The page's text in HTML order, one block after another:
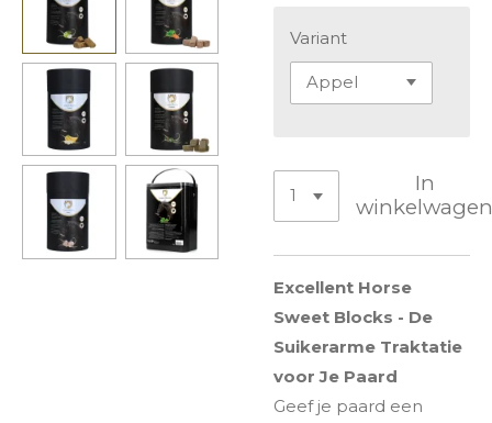
Variant
In
Excellent Horse
Sweet Blocks - De
Suikerarme Traktatie
voor Je Paard
Geef je paard een